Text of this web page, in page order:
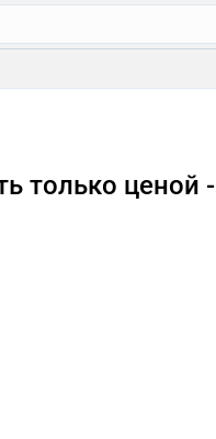
только ценой -